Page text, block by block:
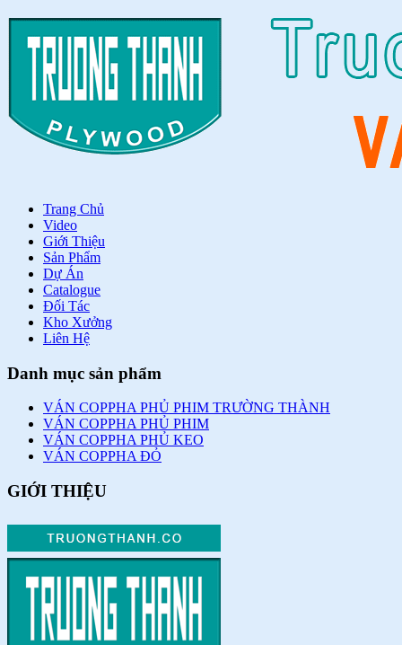
Trang Chủ
Video
Giới Thiệu
Sản Phẩm
Dự Án
Catalogue
Đối Tác
Kho Xưởng
Liên Hệ
Danh mục sản phẩm
VÁN COPPHA PHỦ PHIM TRƯỜNG THÀNH
VÁN COPPHA PHỦ PHIM
VÁN COPPHA PHỦ KEO
VÁN COPPHA ĐỎ
GIỚI THIỆU